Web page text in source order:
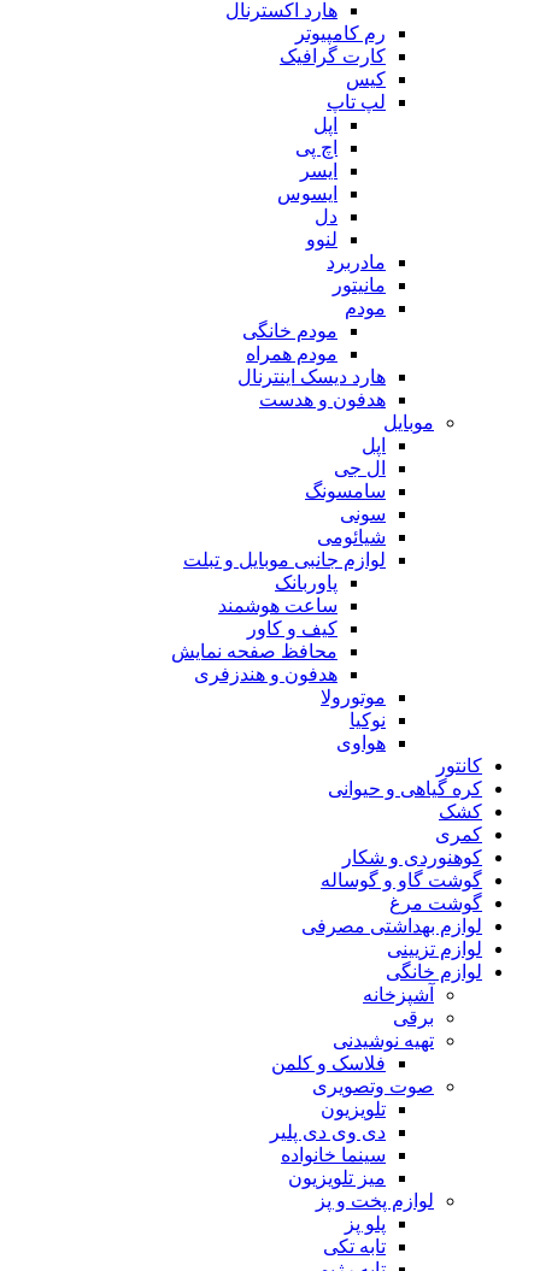
هارد اکسترنال
رم کامپیوتر
کارت گرافیک
کیس
لپ تاپ
اپل
اچ پی
ایسر
ایسوس
دل
لنوو
مادربرد
مانیتور
مودم
مودم خانگی
مودم همراه
هارد دیسک اینترنال
هدفون و هدست
موبایل
اپل
ال جی
سامسونگ
سونی
شیائومی
لوازم جانبی موبایل و تبلت
پاوربانک
ساعت هوشمند
کیف و کاور
محافظ صفحه نمایش
هدفون و هندزفری
موتورولا
نوکیا
هواوی
کانتور
کره گیاهی و حیوانی
کشک
کمری
کوهنوردی و شکار
گوشت گاو و گوساله
گوشت مرغ
لوازم بهداشتی مصرفی
لوازم تزیینی
لوازم خانگی
آشپزخانه
برقی
تهیه نوشیدنی
فلاسک و کلمن
صوت وتصویری
تلویزیون
دی وی دی پلیر
سینما خانواده
میز تلویزیون
لوازم پخت و پز
پلو پز
تابه تکی